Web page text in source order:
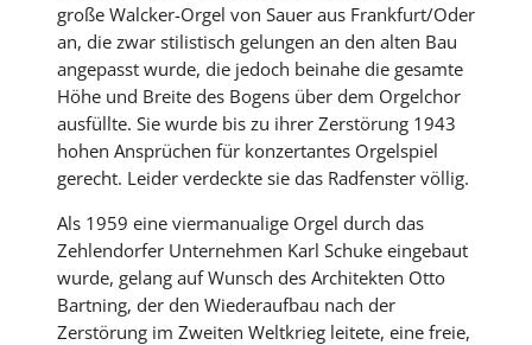
große Walcker-Orgel von Sauer aus Frankfurt/Oder
an, die zwar stilistisch gelungen an den alten Bau
angepasst wurde, die jedoch beinahe die gesamte
Höhe und Breite des Bogens über dem Orgelchor
ausfüllte. Sie wurde bis zu ihrer Zerstörung 1943
hohen Ansprüchen für konzertantes Orgelspiel
gerecht. Leider verdeckte sie das Radfenster völlig.
Als 1959 eine viermanualige Orgel durch das
Zehlendorfer Unternehmen Karl Schuke eingebaut
wurde, gelang auf Wunsch des Architekten Otto
Bartning, der den Wiederaufbau nach der
Zerstörung im Zweiten Weltkrieg leitete, eine freie,